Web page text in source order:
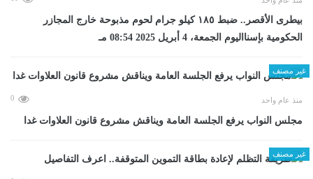
بيطرى الأقصر.. ضبط ١٨٥ كيلو جرام لحوم مذبوحة خارج المجازر
الحكومية بإسنااليوم الجمعة، 4 أبريل 2025 08:54 مـ
غير مصنف
منذ عام واحد 0
مجلس النواب يرفع الجلسة العامة ويناقش مشروع قانون العلاوات غدا
غير مصنف